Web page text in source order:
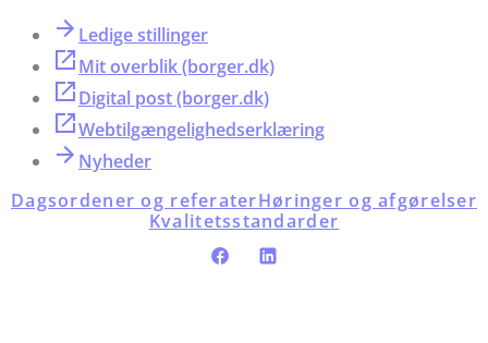
Ledige stillinger
Mit overblik (borger.dk)
Digital post (borger.dk)
Webtilgængelighedserklæring
Nyheder
Dagsordener og referaterHøringer og afgørelser
Kvalitetsstandarder